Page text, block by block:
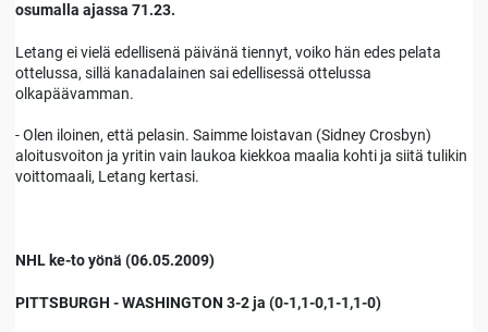
osumalla ajassa 71.23.
Letang ei vielä edellisenä päivänä tiennyt, voiko hän edes pelata
ottelussa, sillä kanadalainen sai edellisessä ottelussa
olkapäävamman.
- Olen iloinen, että pelasin. Saimme loistavan (Sidney Crosbyn)
aloitusvoiton ja yritin vain laukoa kiekkoa maalia kohti ja siitä tulikin
voittomaali, Letang kertasi.
NHL ke-to yönä (06.05.2009)
PITTSBURGH - WASHINGTON 3-2 ja (0-1,1-0,1-1,1-0)